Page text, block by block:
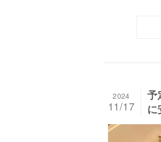
予
に
2024
11/17